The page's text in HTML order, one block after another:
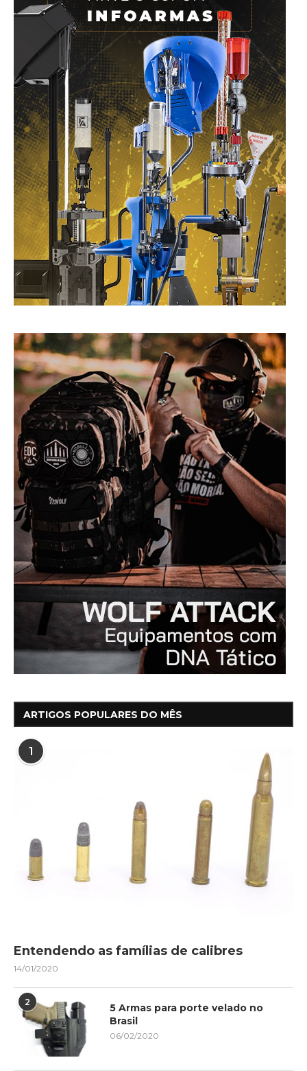
ARTIGOS POPULARES DO MÊS
1
Entendendo as famílias de calibres
14/01/2020
2
5 Armas para porte velado no
Brasil
06/02/2020